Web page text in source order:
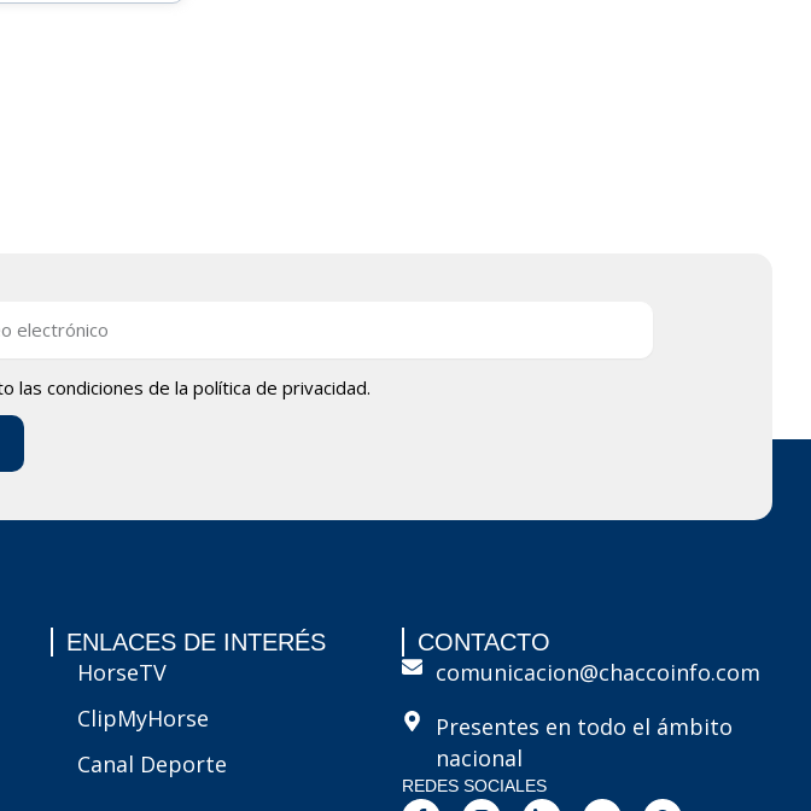
las condiciones de lapolítica de privacidad.
ENLACES DE INTERÉS
HorseTV
ClipMyHorse
Canal Deporte
CONTACTO
comunicacion@chaccoinfo.com
Presentes en todo el ámbito
nacional
REDES SOCIALES